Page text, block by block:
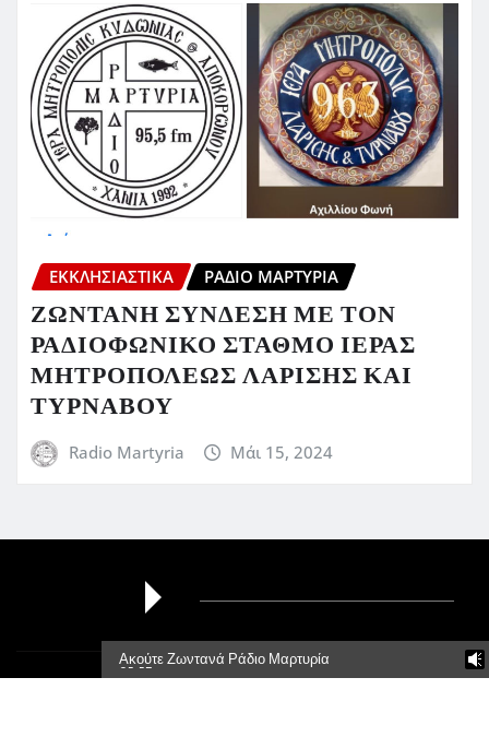
ΕΚΚΛΗΣΙΑΣΤΙΚΆ ΡΆΔΙΟ ΜΑΡΤΥΡΊΑ
ΖΩΝΤΑΝΗ ΣΥΝΔΕΣΗ ΜΕ ΤΟΝ
ΡΑΔΙΟΦΩΝΙΚΟ ΣΤΑΘΜΟ ΙΕΡΑΣ
ΜΗΤΡΟΠΟΛΕΩΣ ΛΑΡΙΣΗΣ ΚΑΙ
ΤΥΡΝΑΒΟΥ
Radio Martyria Μάι 15, 2024
Ακούτε Ζωντανά Ράδιο Μαρτυρία
95,5Fm